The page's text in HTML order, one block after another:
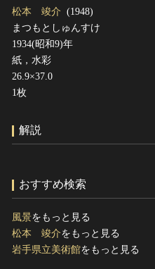
松本 竣介 (1948)
まつもとしゅんすけ
1934(昭和9)年
紙，水彩
26.9×37.0
1枚
解説
おすすめ検索
風景をもっと見る
松本 竣介をもっと見る
岩手県立美術館をもっと見る